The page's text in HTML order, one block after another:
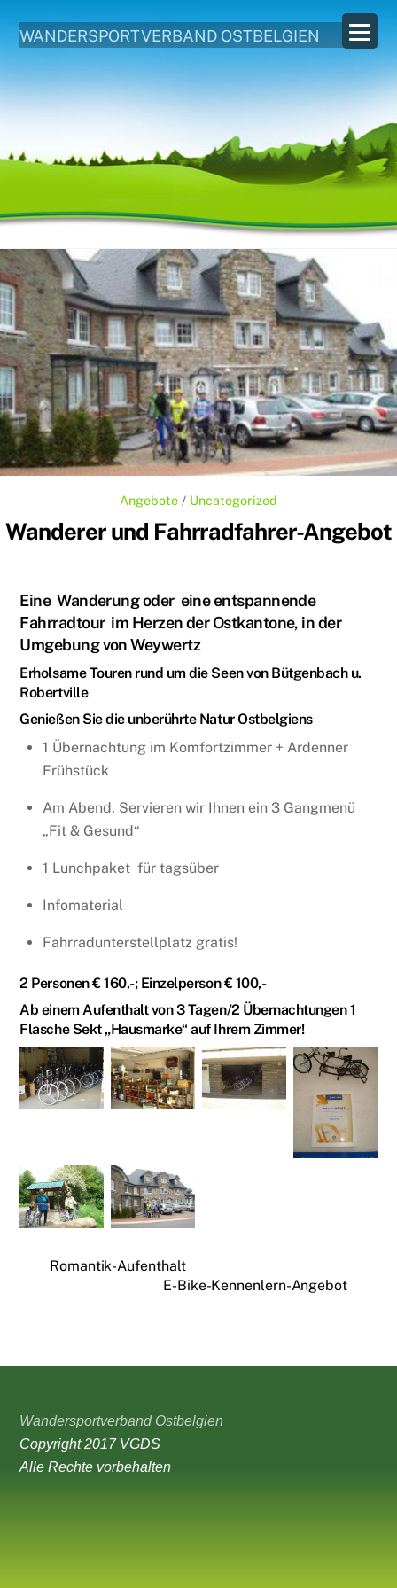
WANDERSPORTVERBAND OSTBELGIEN
Angebote / Uncategorized
Wanderer und Fahrradfahrer-Angebot
Eine Wanderung oder eine entspannende
Fahrradtour im Herzen der Ostkantone, in der
Umgebung von Weywertz
Erholsame Touren rund um die Seen von Bütgenbach u.
Robertville
Genießen Sie die unberührte Natur Ostbelgiens
1 Übernachtung im Komfortzimmer + Ardenner
Frühstück
Am Abend, Servieren wir Ihnen ein 3 Gangmenü
„Fit & Gesund“
1 Lunchpaket für tagsüber
Infomaterial
Fahrradunterstellplatz gratis!
2 Personen € 160,-; Einzelperson € 100,-
Ab einem Aufenthalt von 3 Tagen/2 Übernachtungen 1
Flasche Sekt „Hausmarke“ auf Ihrem Zimmer!
Romantik-Aufenthalt
E-Bike-Kennenlern-Angebot
Wandersportverband Ostbelgien
Copyright 2017 VGDS
Alle Rechte vorbehalten